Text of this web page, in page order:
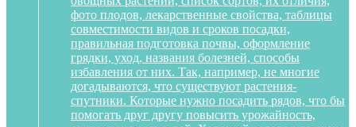
фото плодов, лекарственные свойства, таблицы
совместимости видов и сроков посадки,
правильная подготовка почвы, оформление
грядки, уход, названия болезней, способы
избавления от них. Так, например, не многие
догадываются, что существуют растения-
спутники. Которые нужно посадить рядов, что бы
помогать друг другу повысить урожайность,